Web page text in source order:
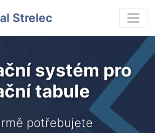
Strelec
systém pro
tabule
potřebujete